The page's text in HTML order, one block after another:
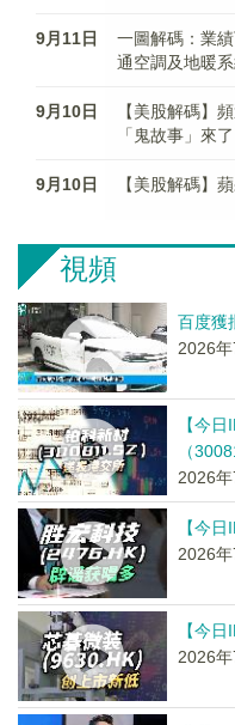
9月11日
一圖解碼：業
通空調及地暖
9月10日
【美股解碼】
「鬼故事」來了
9月10日 【美股解碼】
視頻
百度獲
2026
【今
（
2026
【今
2026
【今
2026